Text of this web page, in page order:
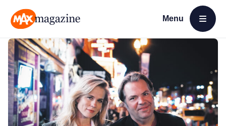
Menu
Open menu